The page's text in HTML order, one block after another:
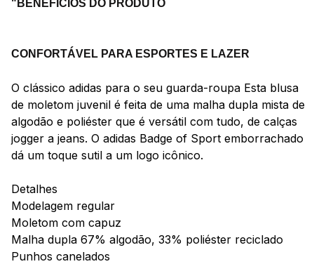
"BENEFÍCIOS DO PRODUTO
CONFORTÁVEL PARA ESPORTES E LAZER
O clássico adidas para o seu guarda-roupa Esta blusa
de moletom juvenil é feita de uma malha dupla mista de
algodão e poliéster que é versátil com tudo, de calças
jogger a jeans. O adidas Badge of Sport emborrachado
dá um toque sutil a um logo icônico.
Detalhes
Modelagem regular
Moletom com capuz
Malha dupla 67% algodão, 33% poliéster reciclado
Punhos canelados